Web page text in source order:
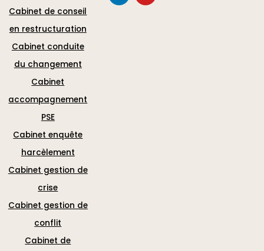
Cabinet de conseil
en restructuration
Cabinet conduite
du changement
Cabinet
accompagnement
PSE
Cabinet enquête
harcèlement
Cabinet gestion de
crise
Cabinet gestion de
conflit
Cabinet de